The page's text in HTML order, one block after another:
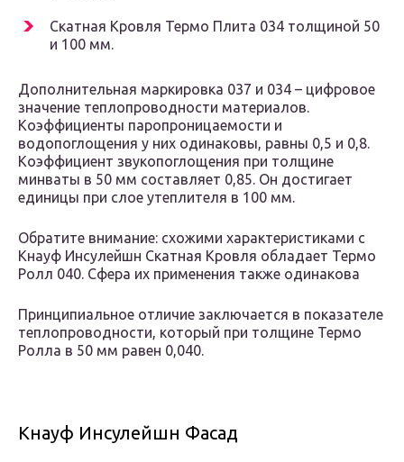
Скатная Кровля Термо Плита 034 толщиной 50
и 100 мм.
Дополнительная маркировка 037 и 034 – цифровое
значение теплопроводности материалов.
Коэффициенты паропроницаемости и
водопоглощения у них одинаковы, равны 0,5 и 0,8.
Коэффициент звукопоглощения при толщине
минваты в 50 мм составляет 0,85. Он достигает
единицы при слое утеплителя в 100 мм.
Обратите внимание: схожими характеристиками с
Кнауф Инсулейшн Скатная Кровля обладает Термо
Ролл 040. Сфера их применения также одинакова
Принципиальное отличие заключается в показателе
теплопроводности, который при толщине Термо
Ролла в 50 мм равен 0,040.
Кнауф Инсулейшн Фасад